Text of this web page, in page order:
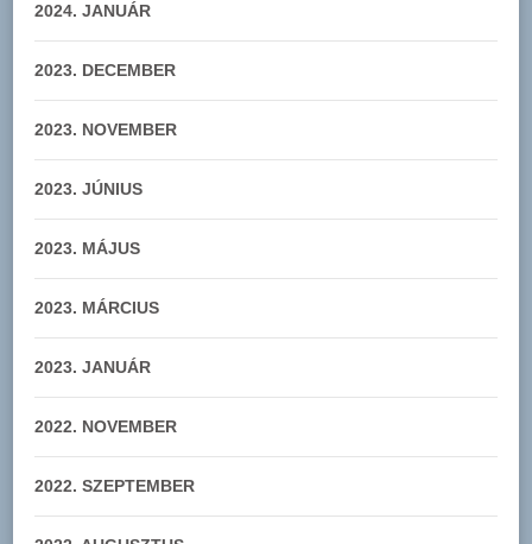
2024. JANUÁR
2023. DECEMBER
2023. NOVEMBER
2023. JÚNIUS
2023. MÁJUS
2023. MÁRCIUS
2023. JANUÁR
2022. NOVEMBER
2022. SZEPTEMBER